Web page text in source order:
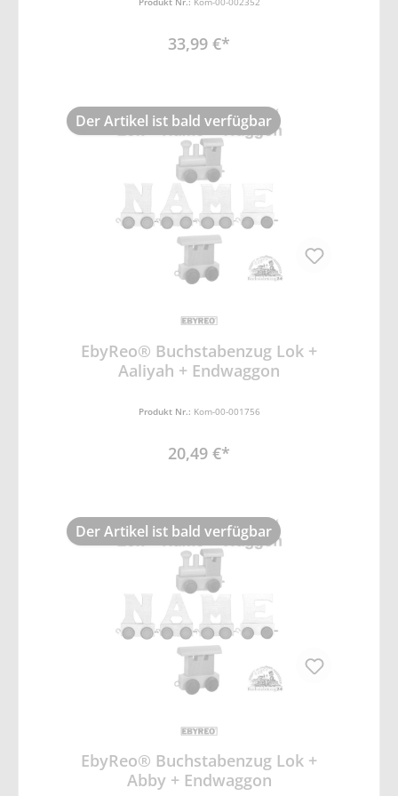
33,99 €*
Der Artikel ist bald verfügbar
EbyReo® Buchstabenzug Lok +
Aaliyah + Endwaggon
Produkt Nr.: Kom-00-001756
20,49 €*
Der Artikel ist bald verfügbar
EbyReo® Buchstabenzug Lok +
Abby + Endwaggon